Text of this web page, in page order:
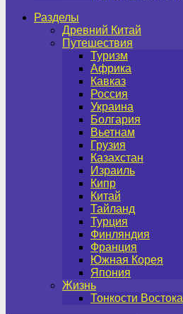
Разделы
Древний Китай
Путешествия
Туризм
Африка
Кавказ
Россия
Украина
Болгария
Вьетнам
Грузия
Казахстан
Израиль
Кипр
Китай
Тайланд
Турция
Финляндия
Франция
Южная Корея
Япония
Жизнь
Тонкости Востока